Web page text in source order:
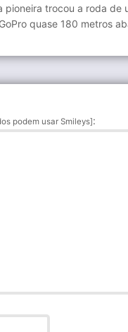
pioneira trocou a roda de
quase 180 metros
podem usar Smileys] :